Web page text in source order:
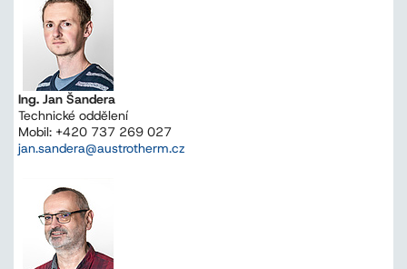
Ing. Jan Šandera
Technické oddělení
Mobil: +420 737 269 027
jan.sandera@austrotherm.cz